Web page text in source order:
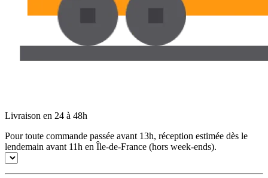
Livraison en 24 à 48h
Pour toute commande passée avant 13h, réception estimée dès le
lendemain avant 11h en Île-de-France (hors week-ends).